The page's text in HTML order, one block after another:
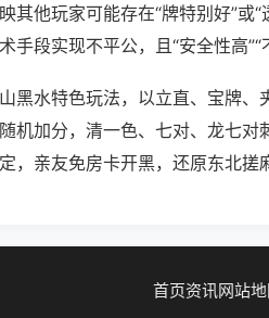
其他玩家可能存在“牌特别好”或
手段实现不平公，且“安全性高”“
黑水特色玩法，以立直、宝牌、
机加分，清一色、七对、龙七
，亲友免房卡开黑，还原东北搓
首页资讯网站